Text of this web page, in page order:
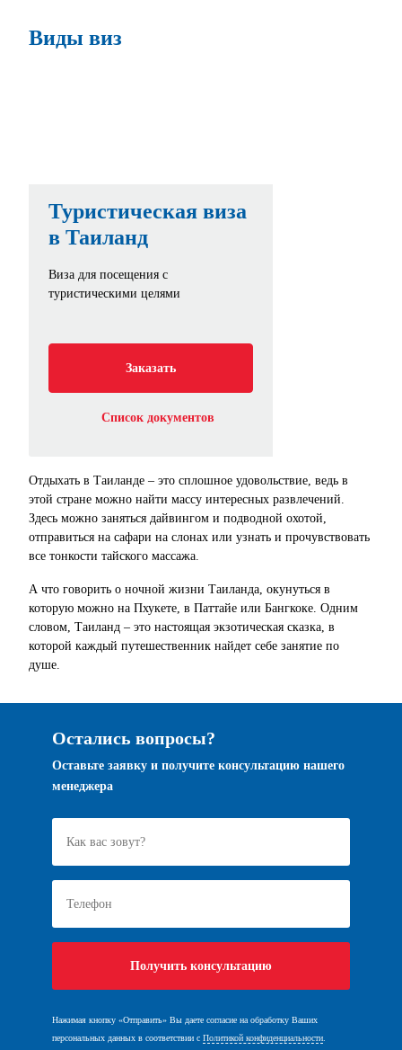
Виды виз
Туристическая виза
в Таиланд
Виза для посещения с
туристическими целями
Заказать
Список документов
Отдыхать в Таиланде – это сплошное удовольствие, ведь в
этой стране можно найти массу интересных развлечений.
Здесь можно заняться дайвингом и подводной охотой,
отправиться на сафари на слонах или узнать и прочувствовать
все тонкости тайского массажа.
А что говорить о ночной жизни Таиланда, окунуться в
которую можно на Пхукете, в Паттайе или Бангкоке. Одним
словом, Таиланд – это настоящая экзотическая сказка, в
которой каждый путешественник найдет себе занятие по
душе.
Остались вопросы?
Оставьте заявку и получите консультацию нашего
менеджера
Нажимая кнопку «Отправить» Вы даете согласие на обработку Ваших
персональных данных в соответствии с Политикой конфиденциальности